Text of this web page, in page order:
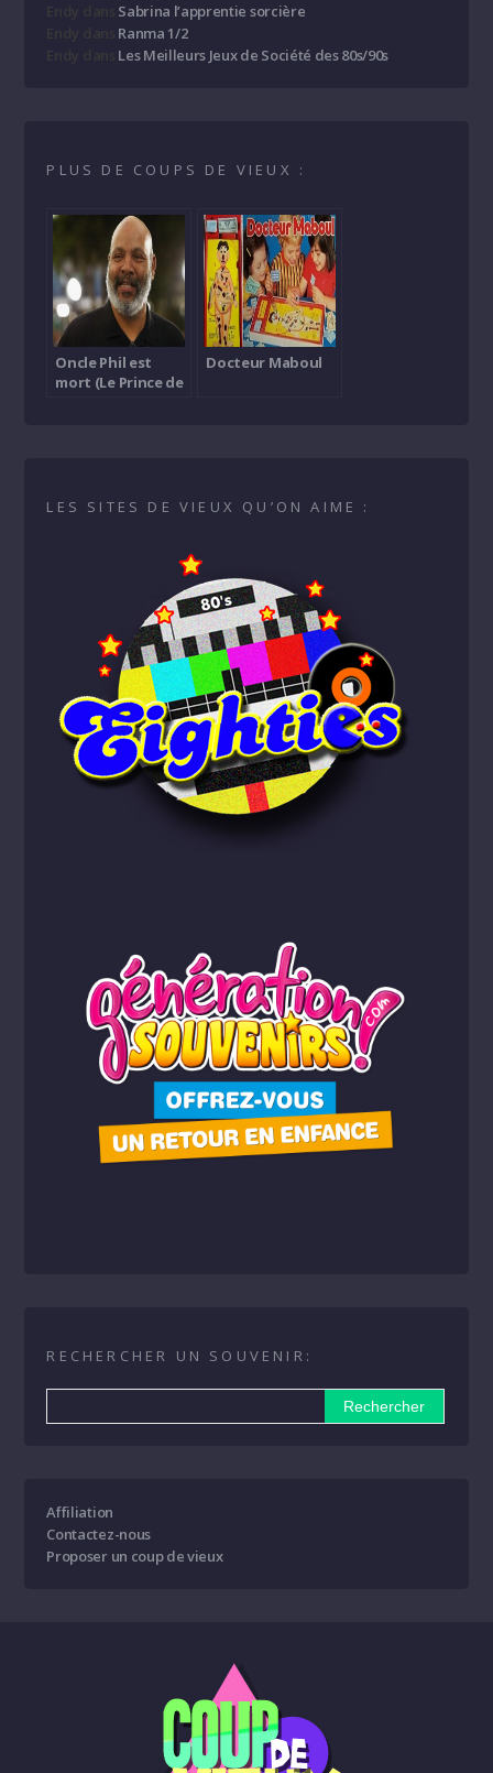
Sabrina l’apprentie sorcière
Ranma 1/2
Les Meilleurs Jeux de Société des 80s/90s
PLUS DE COUPS DE VIEUX :
Oncle Phil est
mort (Le Prince de
Docteur Maboul
LES SITES DE VIEUX QU’ON AIME :
RECHERCHER UN SOUVENIR:
Affiliation
Contactez-nous
Proposer un coup de vieux